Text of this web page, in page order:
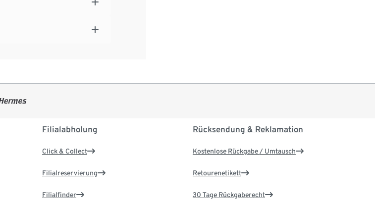
Filialabholung
Click & Collect
Filialreservierung
Filialfinder
Rücksendung & Reklamation
Kostenlose Rückgabe / Umtausch
Retourenetikett
30 Tage Rückgaberecht